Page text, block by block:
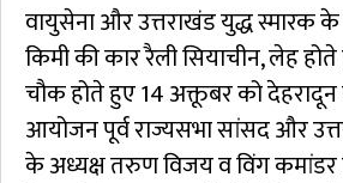
वायुसेना और उत्तराखंड युद्ध स्मारक
किमी की कार रैली सियाचीन, लेह
चौक होते हुए 14 अक्तूबर को
आयोजन पूर्व राज्यसभा सांसद और
के अध्यक्ष तरुण विजय व विंग कमांडर